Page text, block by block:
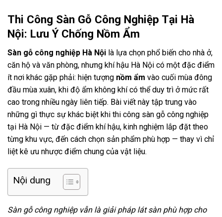
Thi Công Sàn Gỗ Công Nghiệp Tại Hà
Nội: Lưu Ý Chống Nồm Ẩm
Sàn gỗ công nghiệp Hà Nội là lựa chọn phổ biến cho nhà ở,
căn hộ và văn phòng, nhưng khí hậu Hà Nội có một đặc điểm
ít nơi khác gặp phải: hiện tượng nồm ẩm vào cuối mùa đông
đầu mùa xuân, khi độ ẩm không khí có thể duy trì ở mức rất
cao trong nhiều ngày liên tiếp. Bài viết này tập trung vào
những gì thực sự khác biệt khi thi công sàn gỗ công nghiệp
tại Hà Nội — từ đặc điểm khí hậu, kinh nghiệm lắp đặt theo
từng khu vực, đến cách chọn sản phẩm phù hợp — thay vì chỉ
liệt kê ưu nhược điểm chung của vật liệu.
Nội dung
Sàn gỗ công nghiệp vẫn là giải pháp lát sàn phù hợp cho